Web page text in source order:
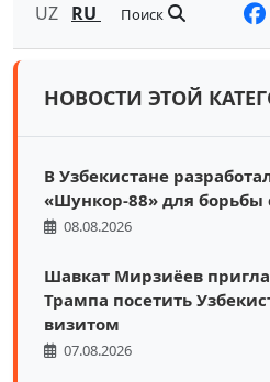
UZ RU Поиск
НОВОСТИ ЭТОЙ
В Узбекистане
«Шункор-88» для борьбы
08.08.2026
Шавкат Мирзиёев
Трампа посетить
визитом
07.08.2026